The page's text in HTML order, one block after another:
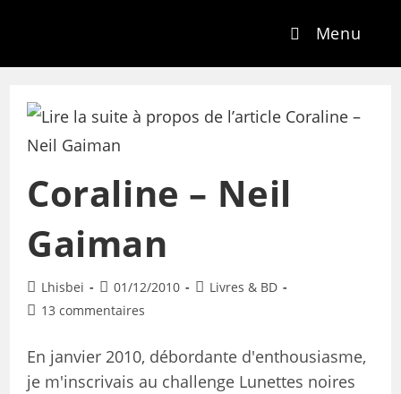
Menu
Coraline – Neil
Gaiman
Lhisbei 01/12/2010
Livres & BD
13 commentaires
En janvier 2010, débordante d'enthousiasme,
je m'inscrivais au challenge Lunettes noires